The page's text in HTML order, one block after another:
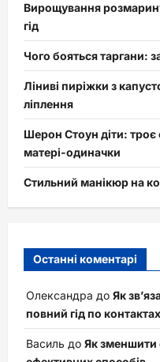
Вирощування
гід
Чого бояться таргани:
Ліниві пиріжки з
ліплення
Шерон Стоун діти: троє
матері-одиначки
Стильний манікюр на
Останні коментарі
Олександра до Як
повний гід по
Василь до Як зменшити